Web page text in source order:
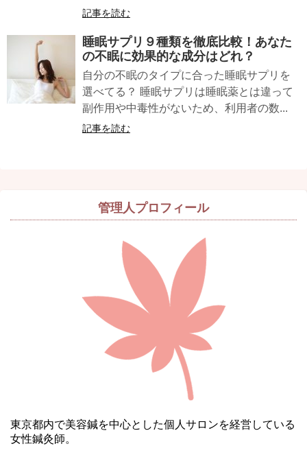
記事を読む
睡眠サプリ ９種類を徹底比較！あなた
の不眠に効果的な成分はどれ？
自分の不眠のタイプに合った睡眠サプリを
選べてる？ 睡眠サプリは睡眠薬とは違って
副作用や中毒性がないため、利用者の数...
記事を読む
管理人プロフィール
東京都内で美容鍼を中心とした個人サロンを経営している
女性鍼灸師。